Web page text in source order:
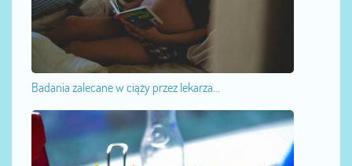
Badania zalecane w ciąży przez lekarza...